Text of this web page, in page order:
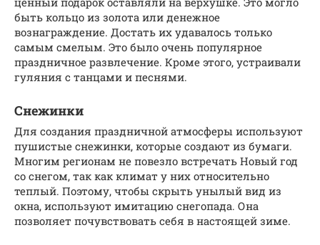
быть кольцо из золота или денежное
вознаграждение. Достать их удавалось только
самым смелым. Это было очень популярное
праздничное развлечение. Кроме этого, устраивали
гуляния с танцами и песнями.
Снежинки
Для создания праздничной атмосферы используют
пушистые снежинки, которые создают из бумаги.
Многим регионам не повезло встречать Новый год
со снегом, так как климат у них относительно
теплый. Поэтому, чтобы скрыть унылый вид из
окна, используют имитацию снегопада. Она
позволяет почувствовать себя в настоящей зиме.